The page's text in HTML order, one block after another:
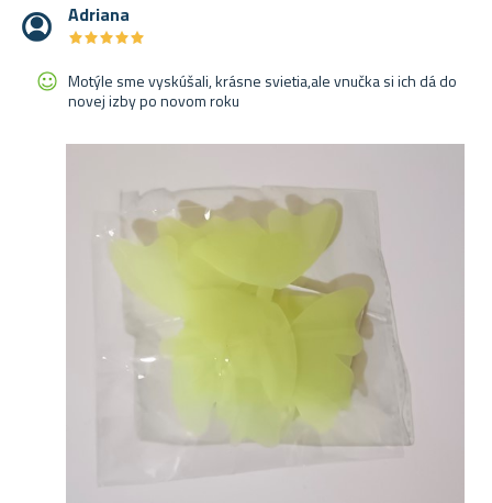
Adriana
★★★★★
★★★★★
Motýle sme vyskúšali, krásne svietia,ale vnučka si ich dá do
novej izby po novom roku